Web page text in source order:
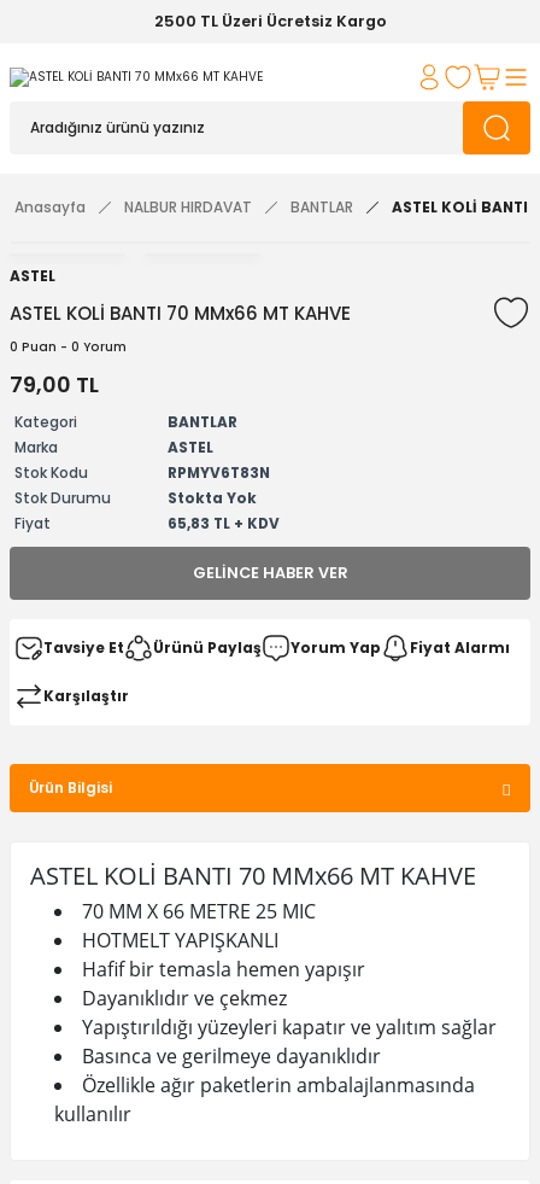
2500 TL Üzeri Ücretsiz Kargo
Anasayfa NALBUR HIRDAVAT BANTLAR ASTEL KOLİ BANTI
ASTEL
ASTEL KOLİ BANTI 70 MMx66 MT KAHVE
0 Puan - 0 Yorum
79,00 TL
Kategori
BANTLAR
Marka
ASTEL
Stok Kodu
RPMYV6T83N
Stok Durumu
Stokta Yok
Fiyat
65,83 TL + KDV
GELINCE HABER VER
Tavsiye Et Ürünü Paylaş Yorum Yap Fiyat Alarmı
Karşılaştır
Ürün Bilgisi
ASTEL KOLİ BANTI 70 MMx66 MT KAHVE
70 MM X 66 METRE 25 MIC
HOTMELT YAPIŞKANLI
Hafif bir temasla hemen yapışır
Dayanıklıdır ve çekmez
Yapıştırıldığı yüzeyleri kapatır ve yalıtım sağlar
Basınca ve gerilmeye dayanıklıdır
Özellikle ağır paketlerin ambalajlanmasında
kullanılır